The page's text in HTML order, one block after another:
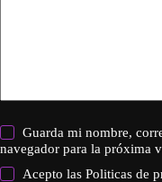
Guarda mi nombre,
navegador para la próxima
Acepto lasPoliticas de